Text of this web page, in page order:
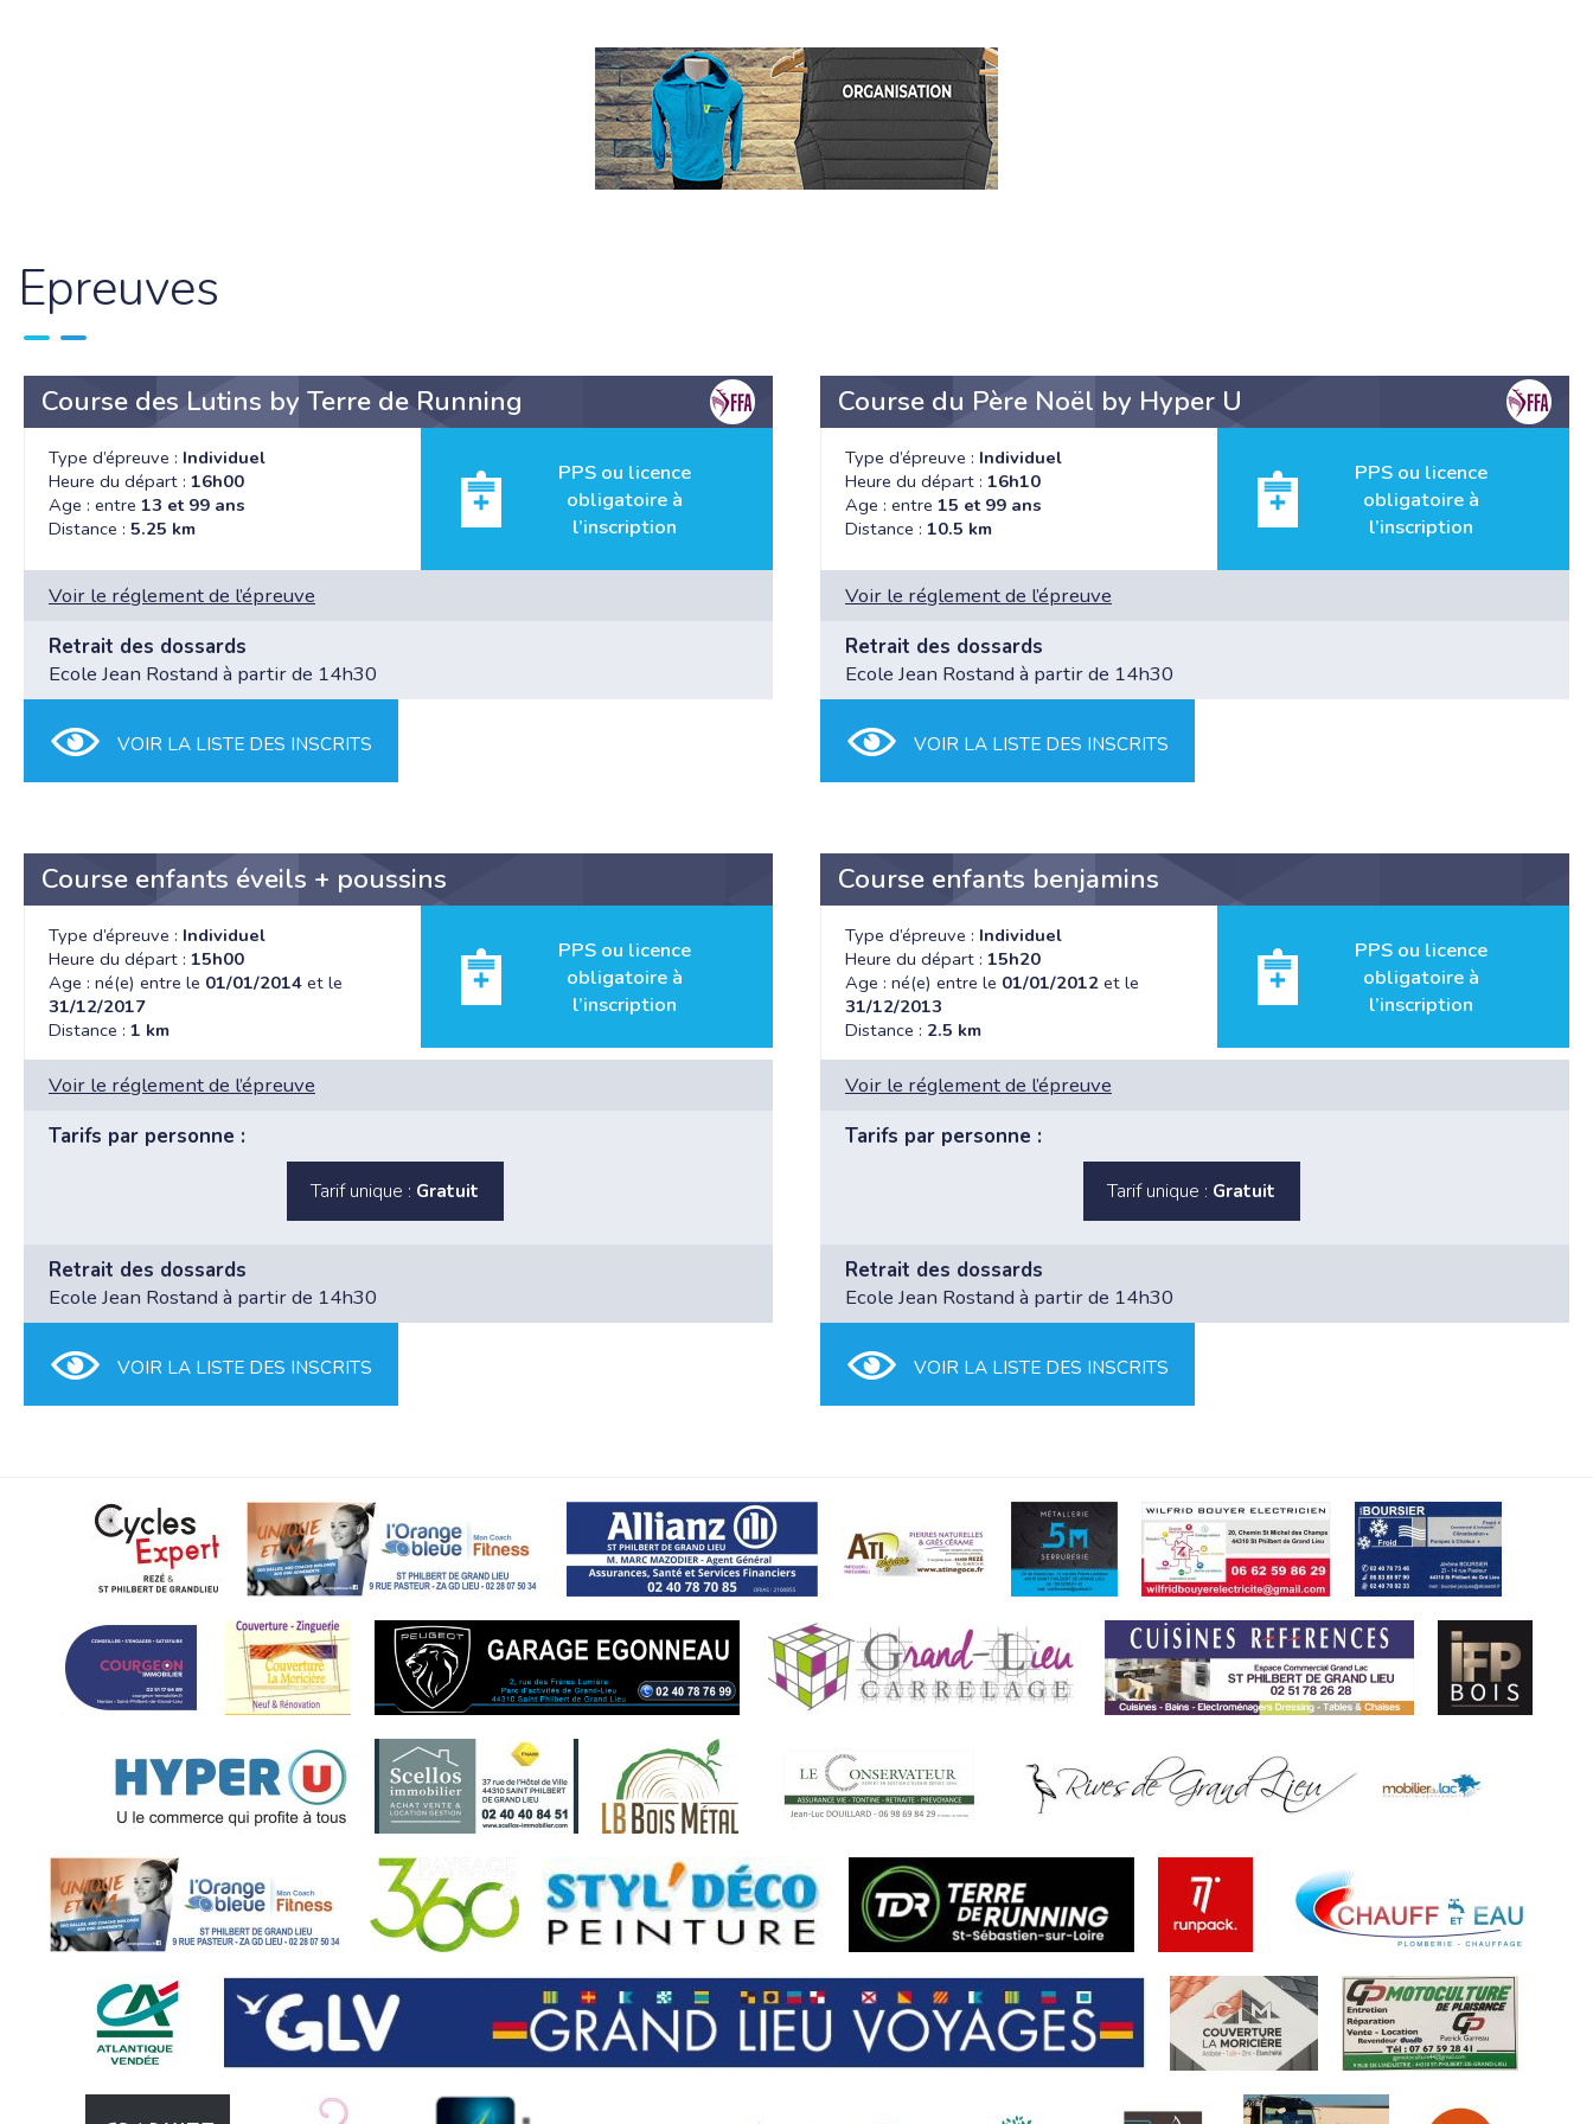
Epreuves
Course des Lutins by Terre de Running
Type d’épreuve : Individuel
Heure du départ : 16h00
Age : entre 13 et 99 ans
Distance : 5.25 km
PPS ou licence
obligatoire à
l’inscription
Voir le réglement de l’épreuve
Retrait des dossards
Ecole Jean Rostand à partir de 14h30
VOIR LA LISTE DES INSCRITS
Course du Père Noël by Hyper U
Type d’épreuve : Individuel
Heure du départ : 16h10
Age : entre 15 et 99 ans
Distance : 10.5 km
PPS ou licence
obligatoire à
l’inscription
Voir le réglement de l’épreuve
Retrait des dossards
Ecole Jean Rostand à partir de 14h30
VOIR LA LISTE DES INSCRITS
Course enfants éveils + poussins
Type d’épreuve : Individuel
Heure du départ : 15h00
Age : né(e) entre le 01/01/2014 et le
31/12/2017
Distance : 1 km
PPS ou licence
obligatoire à
l’inscription
Voir le réglement de l’épreuve
Tarifs par personne :
Tarif unique : Gratuit
Retrait des dossards
Ecole Jean Rostand à partir de 14h30
VOIR LA LISTE DES INSCRITS
Course enfants benjamins
Type d’épreuve : Individuel
Heure du départ : 15h20
Age : né(e) entre le 01/01/2012 et le
31/12/2013
Distance : 2.5 km
PPS ou licence
obligatoire à
l’inscription
Voir le réglement de l’épreuve
Tarifs par personne :
Tarif unique : Gratuit
Retrait des dossards
Ecole Jean Rostand à partir de 14h30
VOIR LA LISTE DES INSCRITS